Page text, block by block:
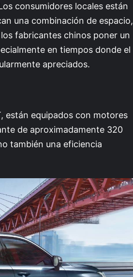
consumidores locales están
una combinación de espacio,
fabricantes chinos poner un
en tiempos donde el
apreciados.
están equipados con motores
de aproximadamente 320
también una eficiencia